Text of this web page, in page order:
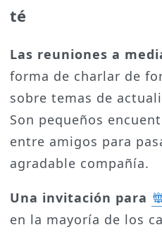
té
Las reuniones a
forma de charlar de
sobre temas de
Son pequeños
entre amigos para
agradable compañía.
Una invitación para
en la mayoría de los